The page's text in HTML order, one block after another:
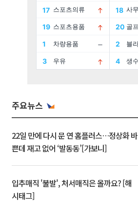
주요뉴스
22일 만에 다시 문 연 홈플러스…정상화 바
쁜데 재고 없어 ‘발동동’[가보니]
입추매직 '불발', 처서매직은 올까요? [해
시태그]